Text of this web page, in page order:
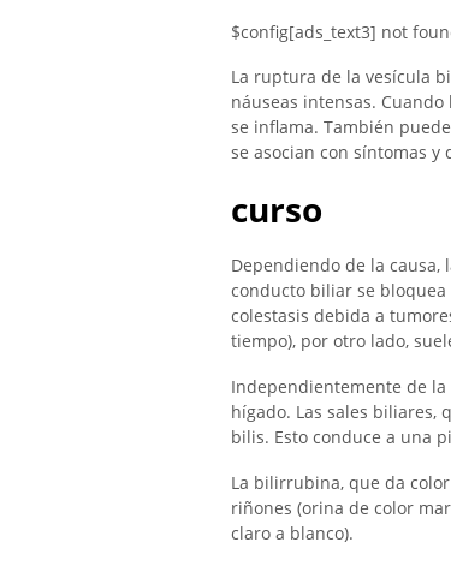
$config[ads_text3] not
La ruptura de la vesícula
náuseas intensas.
se inflama. También
se asocian con síntomas y
curso
Dependiendo de la causa,
conducto biliar se
colestasis debida a
tiempo), por otro lado,
Independientemente de
hígado. Las sales biliares,
bilis. Esto conduce a una
La bilirrubina, que da
riñones (orina de color
claro a blanco).